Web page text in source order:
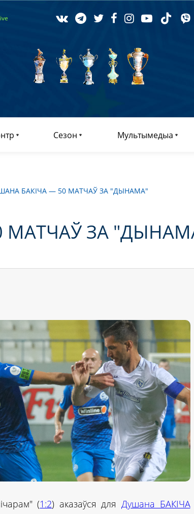
Сезон Мультымедыа
БАКІЧА — 50 МАТЧАЎ ЗА "ДЫНАМА"
МАТЧАЎ ЗА
(1:2) аказаўся для Душана БАКІЧА